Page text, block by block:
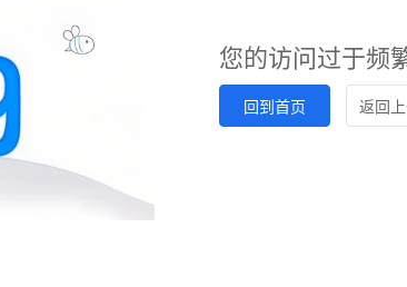
您的访问过于频
回到首页 返回